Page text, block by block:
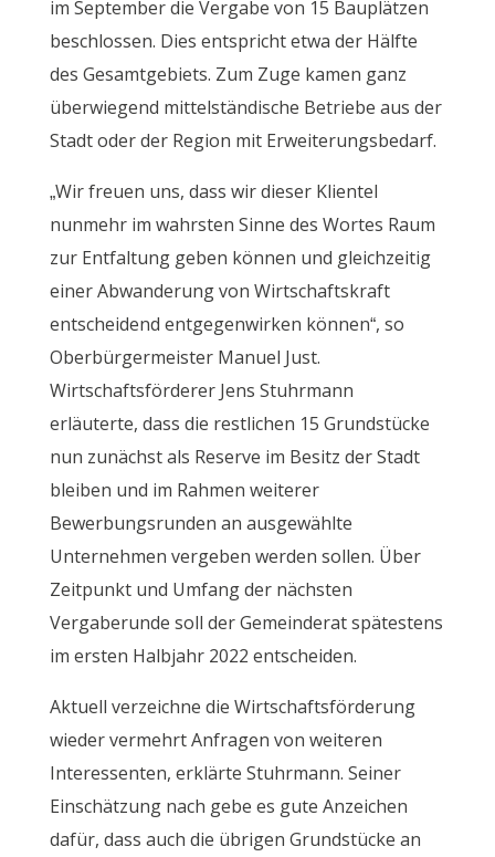
im September die Vergabe von 15 Bauplätzen
beschlossen. Dies entspricht etwa der Hälfte
des Gesamtgebiets. Zum Zuge kamen ganz
überwiegend mittelständische Betriebe aus der
Stadt oder der Region mit Erweiterungsbedarf.
„Wir freuen uns, dass wir dieser Klientel
nunmehr im wahrsten Sinne des Wortes Raum
zur Entfaltung geben können und gleichzeitig
einer Abwanderung von Wirtschaftskraft
entscheidend entgegenwirken können“, so
Oberbürgermeister Manuel Just.
Wirtschaftsförderer Jens Stuhrmann
erläuterte, dass die restlichen 15 Grundstücke
nun zunächst als Reserve im Besitz der Stadt
bleiben und im Rahmen weiterer
Bewerbungsrunden an ausgewählte
Unternehmen vergeben werden sollen. Über
Zeitpunkt und Umfang der nächsten
Vergaberunde soll der Gemeinderat spätestens
im ersten Halbjahr 2022 entscheiden.
Aktuell verzeichne die Wirtschaftsförderung
wieder vermehrt Anfragen von weiteren
Interessenten, erklärte Stuhrmann. Seiner
Einschätzung nach gebe es gute Anzeichen
dafür, dass auch die übrigen Grundstücke an